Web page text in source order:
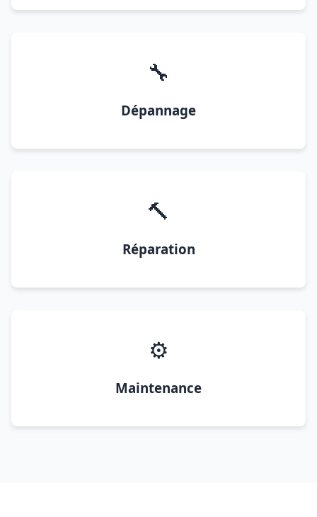
🔧
Dépannage
🔨
Réparation
⚙️
Maintenance